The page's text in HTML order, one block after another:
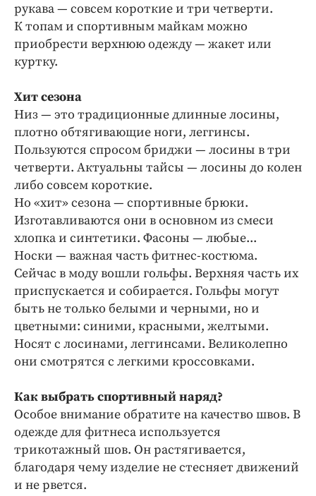
рукава — совсем короткие и три четверти.
К топам и спортивным майкам можно
приобрести верхнюю одежду — жакет или
куртку.
Хит сезона
Низ — это традиционные длинные лосины,
плотно обтягивающие ноги, леггинсы.
Пользуются спросом бриджи — лосины в три
четверти. Актуальны тайсы — лосины до колен
либо совсем короткие.
Но «хит» сезона — спортивные брюки.
Изготавливаются они в основном из смеси
хлопка и синтетики. Фасоны — любые...
Носки — важная часть фитнес-костюма.
Сейчас в моду вошли гольфы. Верхняя часть их
приспускается и собирается. Гольфы могут
быть не только белыми и черными, но и
цветными: синими, красными, желтыми.
Носят с лосинами, леггинсами. Великолепно
они смотрятся с легкими кроссовками.
Как выбрать спортивный наряд?
Особое внимание обратите на качество швов. В
одежде для фитнеса используется
трикотажный шов. Он растягивается,
благодаря чему изделие не стесняет движений
и не рвется.